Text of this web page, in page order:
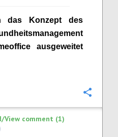
das Konzept des
ausgeweitet
View comment (1)